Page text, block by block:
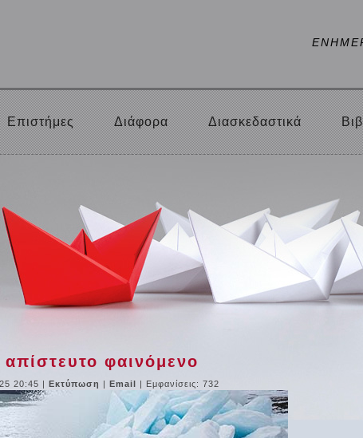
Επιστήμες Διάφορα Διασκεδαστικά
φαινόμενο
20:45 | Εκτύπωση | Email | Εμφανίσεις: 732